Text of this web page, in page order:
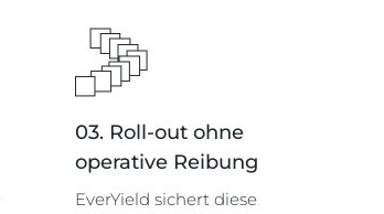
03. Roll-out ohne
operative Reibung
EverYield sichert diese